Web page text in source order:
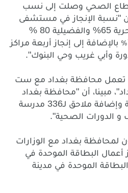
الصحي وصلت إلى نسب
"نسبة الإنجاز في مستشفى
والفضيلية
٪ بالإضافة إلى إنجاز أربعة مراكز
وأبي غريب وحي البنوك".
تعمل محافظة بغداد مع ست
"، مبينا، أن "محافظة بغداد
وإضافة ملاحق لـ336 مدرسة
و الدورات الصحية".
لمحافظة بغداد مع الوزارات
أعمال البطاقة الموحدة في
البطاقة الموحدة في مدينة